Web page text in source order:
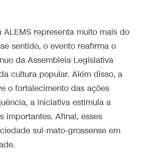
ALEMS representa muito mais do
sentido, o evento reafirma o
da Assembleia Legislativa
cultura popular. Além disso, a
o fortalecimento das ações
a iniciativa estimula a
importantes. Afinal, esses
sul-mato-grossense em